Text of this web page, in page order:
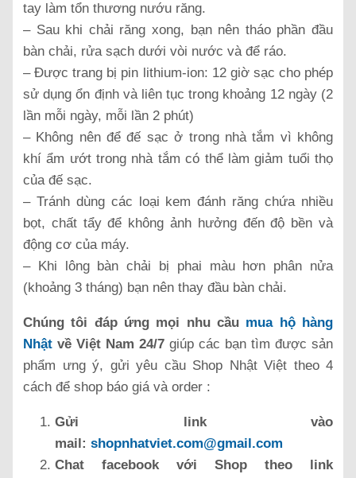
tay làm tổn thương nướu răng.
– Sau khi chải răng xong, bạn nên tháo phần đầu
bàn chải, rửa sạch dưới vòi nước và để ráo.
– Được trang bị pin lithium-ion: 12 giờ sạc cho phép
sử dụng ổn định và liên tục trong khoảng 12 ngày (2
lần mỗi ngày, mỗi lần 2 phút)
– Không nên để đế sạc ở trong nhà tắm vì không
khí ẩm ướt trong nhà tắm có thể làm giảm tuổi thọ
của đế sạc.
– Tránh dùng các loại kem đánh răng chứa nhiều
bọt, chất tẩy để không ảnh hưởng đến độ bền và
động cơ của máy.
– Khi lông bàn chải bị phai màu hơn phân nửa
(khoảng 3 tháng) bạn nên thay đầu bàn chải.
Chúng tôi đáp ứng mọi nhu cầu mua hộ hàng
Nhật về Việt Nam 24/7 giúp các bạn tìm được sản
phẩm ưng ý, gửi yêu cầu Shop Nhật Việt theo 4
cách để shop báo giá và order :
Gửi link vào
mail: shopnhatviet.com@gmail.com
Chat facebook với Shop theo link